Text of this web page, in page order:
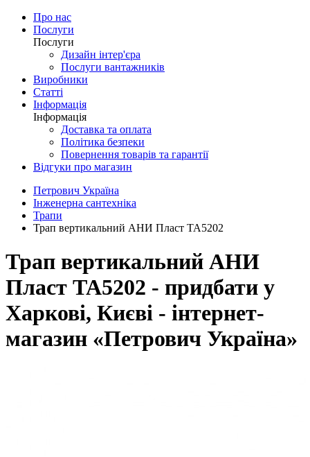
Про нас
Послуги
Послуги
Дизайн інтер'єра
Послуги вантажників
Виробники
Статті
Інформація
Інформація
Доставка та оплата
Політика безпеки
Повернення товарів та гарантії
Відгуки про магазин
Петрович Україна
Інженерна сантехніка
Трапи
Трап вертикальний АНИ Пласт ТА5202
Трап вертикальний АНИ
Пласт ТА5202 - придбати у
Харкові, Києві - інтернет-
магазин «Петрович Україна»